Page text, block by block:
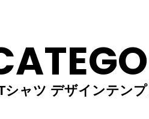
シャツ デザインテン